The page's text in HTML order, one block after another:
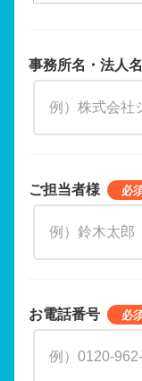
事務所名・法人名
ご担当者様
お電話番号